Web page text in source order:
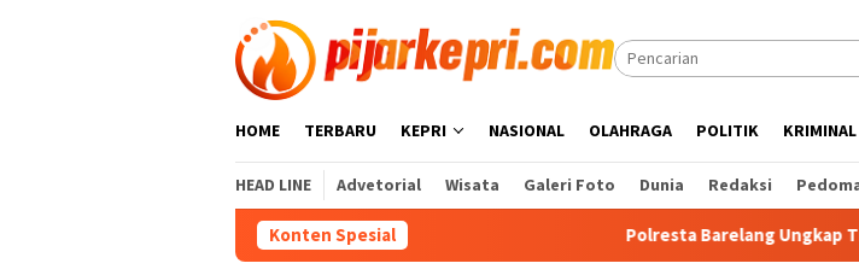
HOME TERBARU KEPRI NASIONAL OLAHRAGA POLITIK KRIMINAL
HEAD LINE Advetorial Wisata Galeri Foto Dunia Redaksi
Konten Spesial Polresta Barelang Ungkap Tiga Kasus